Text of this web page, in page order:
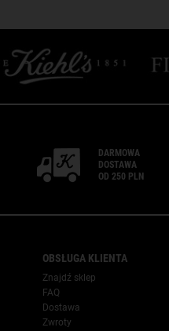
DARMOWA
DOSTAWA
OD 250 PLN
OBSŁUGA KLIENTA
Znajdź sklep
FAQ
Dostawa
Zwroty